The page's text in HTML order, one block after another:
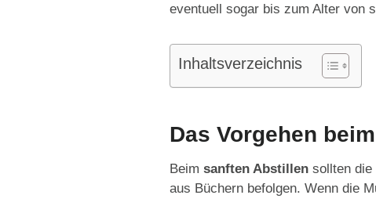
eventuell sogar bis zum Alter von
Inhaltsverzeichnis
Das Vorgehen
Beim sanften Abstillen sollten die
aus Büchern befolgen. Wenn die